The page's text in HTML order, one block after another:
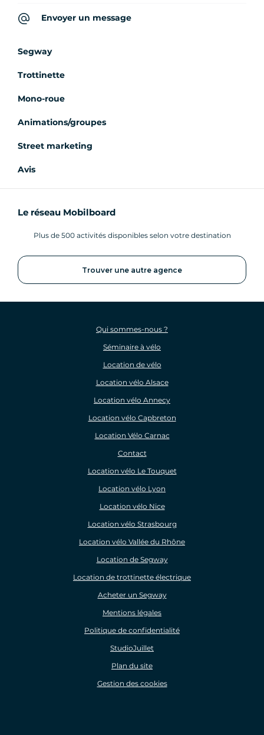
Envoyer un message
Segway
Trottinette
Mono-roue
Animations/groupes
Street marketing
Avis
Le réseau Mobilboard
Plus de 500 activités disponibles selon votre destination
Trouver une autre agence
Qui sommes-nous ?
Séminaire à vélo
Location de vélo
Location vélo Alsace
Location vélo Annecy
Location vélo Capbreton
Location Vélo Carnac
Contact
Location vélo Le Touquet
Location vélo Lyon
Location vélo Nice
Location vélo Strasbourg
Location vélo Vallée du Rhône
Location de Segway
Location de trottinette électrique
Acheter un Segway
Mentions légales
Politique de confidentialité
StudioJuillet
Plan du site
Gestion des cookies